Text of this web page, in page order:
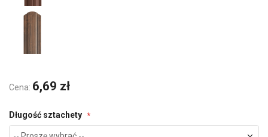
Cena: 6,69 zł
Długość sztachety